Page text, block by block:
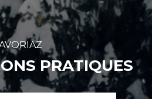
PRATIQUES